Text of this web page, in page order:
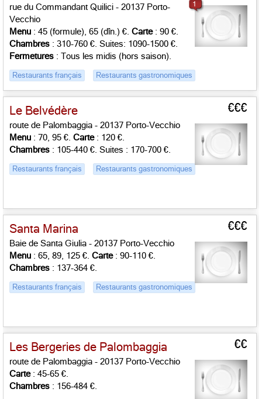
rue du Commandant Quilici - 20137 Porto-
Vecchio
Menu : 45 (formule), 65 (dîn.) €. Carte: 90 €.
Chambres : 310-760 €. Suites: 1090-1500 €.
Fermetures : Tous les midis (hors saison).
1
Restaurants français Restaurants gastronomiques
Le Belvédère €€€
route de Palombaggia - 20137 Porto-Vecchio
Menu : 70, 95 €. Carte: 120 €.
Chambres : 105-440 €. Suites : 170-700 €.
Restaurants français Restaurants gastronomiques
Santa Marina €€€
Baie de Santa Giulia - 20137 Porto-Vecchio
Menu : 65, 89, 125 €. Carte: 90-110 €.
Chambres : 137-364 €.
Restaurants français Restaurants gastronomiques
Les Bergeries de Palombaggia €€
route de Palombaggia - 20137 Porto-Vecchio
Carte: 45-65 €.
Chambres : 156-484 €.